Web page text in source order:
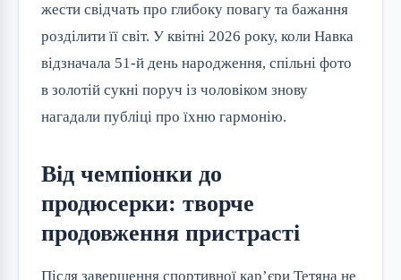
жести свідчать про глибоку повагу та бажання
розділити її світ. У квітні 2026 року, коли Навка
відзначала 51-й день народження, спільні фото
в золотій сукні поруч із чоловіком знову
нагадали публіці про їхню гармонію.
Від чемпіонки до
продюсерки: творче
продовження пристрасті
Після завершення спортивної кар’єри Тетяна не